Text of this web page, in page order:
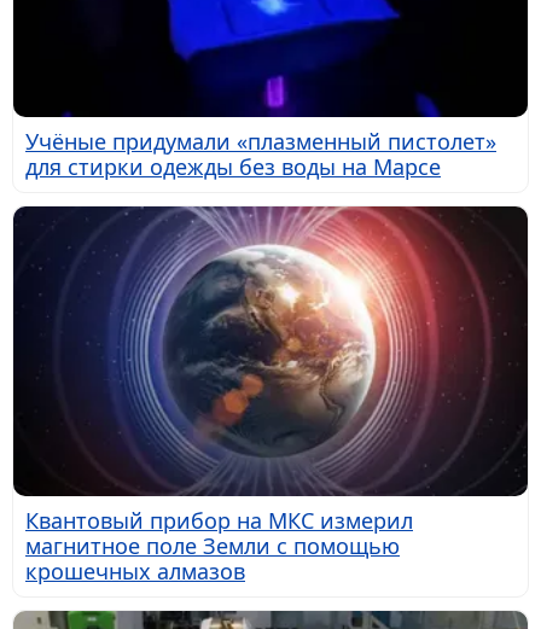
Учёные придумали «плазменный пистолет»
для стирки одежды без воды на Марсе
Квантовый прибор на МКС измерил
магнитное поле Земли с помощью
крошечных алмазов